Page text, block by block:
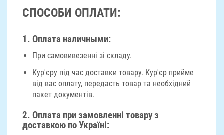
СПОСОБИ ОПЛАТИ:
1. Оплата наличными:
При самовивезенні зі складу.
Кур'єру під час доставки товару. Кур'єр прийме
від вас оплату, передасть товар та необхідний
пакет документів.
2. Оплата при замовленні товару з
доставкою по Україні: